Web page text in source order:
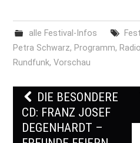
alle Festival-Infos
Petra Schwarz, Programm,
Rundfunk,Vorschau
Post navigation
DIE BESONDERE
CD: FRANZ JOSEF
DEGENHARDT –